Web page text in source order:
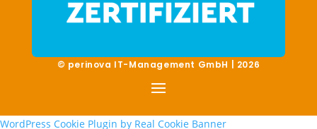
© perinova IT-Management GmbH | 2026
WordPress Cookie Plugin by Real Cookie Banner